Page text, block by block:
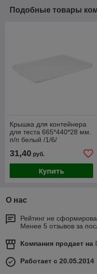
Подобные товары
Крышка для контейнера
для теста 665*440*28 мм.
п/п белый /1/6/
31,40 руб.
Купить
О нас
Рейтинг не
Менее 5 отзывов за
Компания продает на
Работает с 20.05.2014